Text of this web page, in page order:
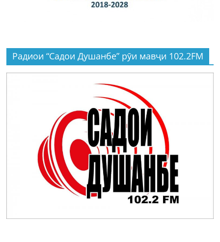
Радиои “Садои Душанбе” рӯи мавҷи 102.2FM